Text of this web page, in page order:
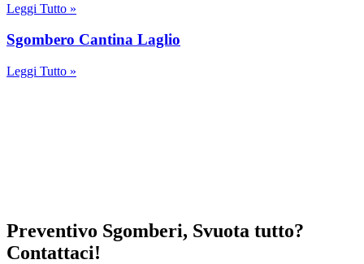
Leggi Tutto »
Sgombero Cantina Laglio
Leggi Tutto »
Preventivo Sgomberi, Svuota tutto?
Contattaci!